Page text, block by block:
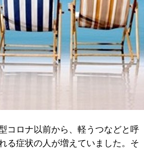
コロナ以前から、軽うつなどと呼
る症状の人が増えていました。そ